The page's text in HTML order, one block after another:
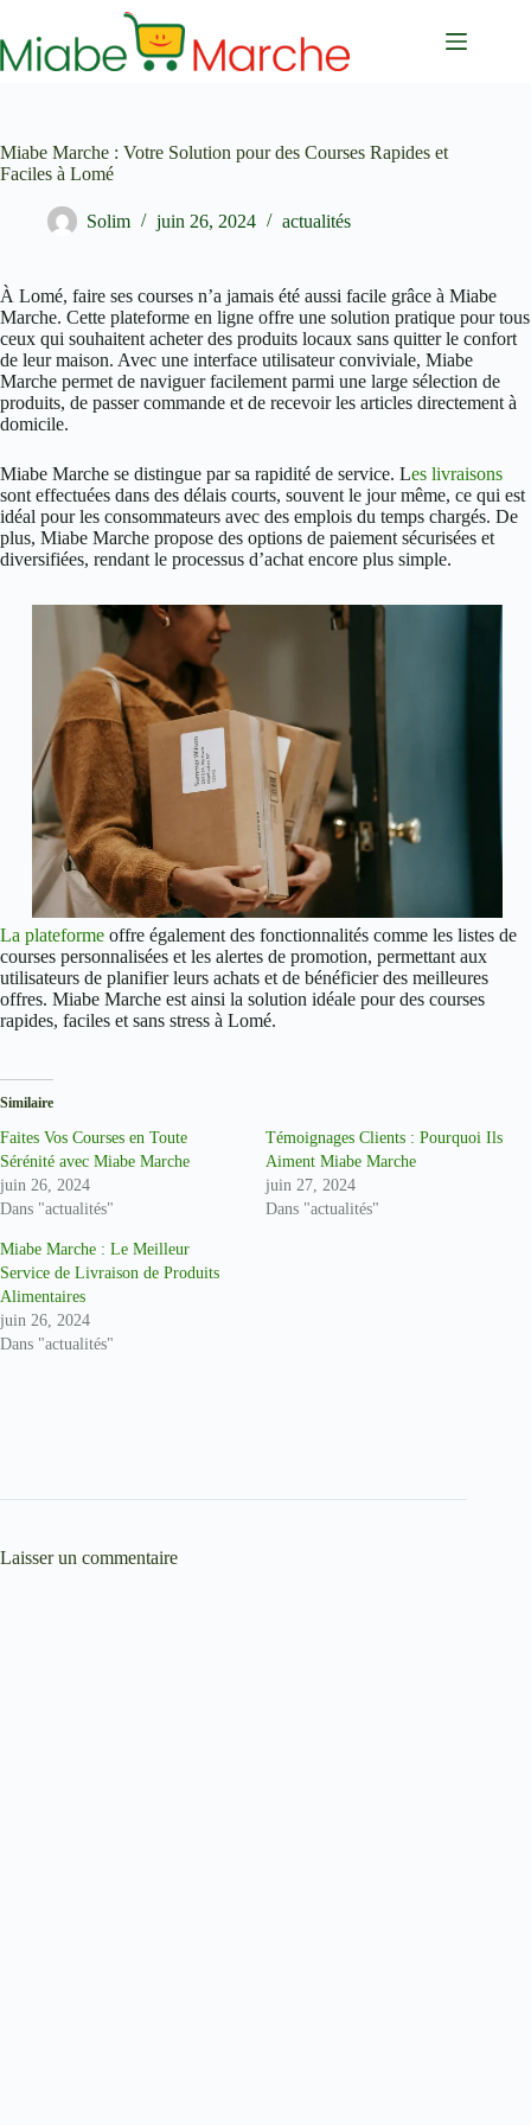
contenu
Miabe Marche : Votre Solution pour des Courses Rapides et
Faciles à Lomé
Solim juin 26, 2024 actualités
À Lomé, faire ses courses n’a jamais été aussi facile grâce à Miabe
Marche. Cette plateforme en ligne offre une solution pratique pour tous
ceux qui souhaitent acheter des produits locaux sans quitter le confort
de leur maison. Avec une interface utilisateur conviviale, Miabe
Marche permet de naviguer facilement parmi une large sélection de
produits, de passer commande et de recevoir les articles directement à
domicile.
Miabe Marche se distingue par sa rapidité de service. Les livraisons
sont effectuées dans des délais courts, souvent le jour même, ce qui est
idéal pour les consommateurs avec des emplois du temps chargés. De
plus, Miabe Marche propose des options de paiement sécurisées et
diversifiées, rendant le processus d’achat encore plus simple.
La plateforme offre également des fonctionnalités comme les listes de
courses personnalisées et les alertes de promotion, permettant aux
utilisateurs de planifier leurs achats et de bénéficier des meilleures
offres. Miabe Marche est ainsi la solution idéale pour des courses
rapides, faciles et sans stress à Lomé.
Similaire
Faites Vos Courses en Toute
Sérénité avec Miabe Marche
juin 26, 2024
Dans "actualités"
Témoignages Clients : Pourquoi Ils
Aiment Miabe Marche
juin 27, 2024
Dans "actualités"
Miabe Marche : Le Meilleur
Service de Livraison de Produits
Alimentaires
juin 26, 2024
Dans "actualités"
Laisser un commentaire